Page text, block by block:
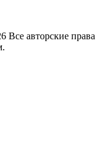
Все авторские права